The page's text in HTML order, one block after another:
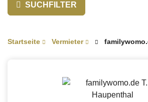
SUCHFILTER
Startseite Vermieter